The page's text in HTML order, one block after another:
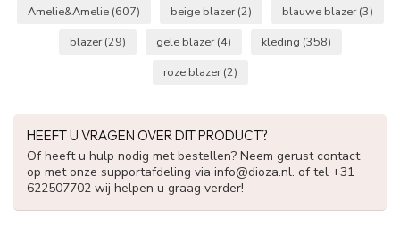
Amelie&Amelie (607) beige blazer (2) blauwe blazer (3)
blazer (29) gele blazer (4) kleding (358)
roze blazer (2)
HEEFT U VRAGEN OVER DIT PRODUCT?
Of heeft u hulp nodig met bestellen? Neem gerust contact
op met onze supportafdeling via info@dioza.nl. of tel +31
622507702 wij helpen u graag verder!